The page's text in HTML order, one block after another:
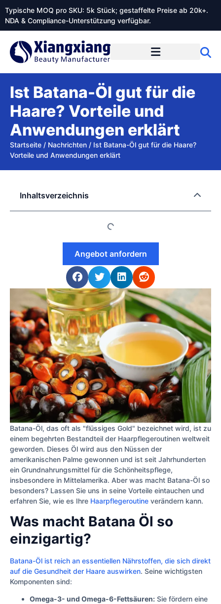
Typische MOQ pro SKU: 5k Stück; gestaffelte Preise ab 20k+.
NDA & Compliance-Unterstützung verfügbar.
Ist Batana-Öl gut für die
Haare? Vorteile und
Anwendungen erklärt
Startseite / Nachrichten / Ist Batana-Öl gut für die Haare?
Vorteile und Anwendungen erklärt
Batana-Öl, das oft als "flüssiges Gold" bezeichnet wird, ist zu
einem begehrten Bestandteil der Haarpflegeroutinen weltweit
geworden. Dieses Öl wird aus den Nüssen der
amerikanischen Palme gewonnen und ist seit Jahrhunderten
ein Grundnahrungsmittel für die Schönheitspflege,
insbesondere in Mittelamerika. Aber was macht Batana-Öl so
besonders? Lassen Sie uns in seine Vorteile eintauchen und
erfahren Sie, wie es Ihre Haarpflegeroutine verändern kann.
Was macht Batana Öl so
einzigartig?
Batana-Öl ist reich an essentiellen Nährstoffen, die sich direkt
auf die Gesundheit der Haare auswirken. Seine wichtigsten
Komponenten sind:
Omega-3- und Omega-6-Fettsäuren: Sie fördern eine
Inhaltsverzeichnis
Angebot anfordern